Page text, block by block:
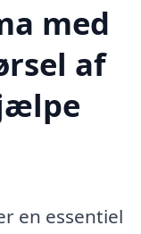
med
af
en essentiel